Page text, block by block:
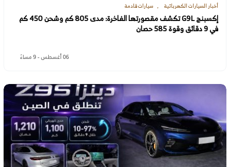
أخبار السيارات الكهربائية سيارات قادمة
إكسبنج G9L تكشف مقصورتها الفاخرة: مدى 805 كم وشحن 450 كم
في 9 دقائق وقوة 585 حصان
06 أغسطس - 9 مساءً